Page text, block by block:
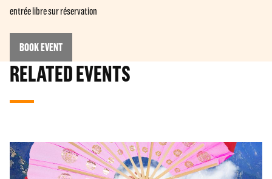
entrée libre sur réservation
BOOK EVENT
RELATED EVENTS